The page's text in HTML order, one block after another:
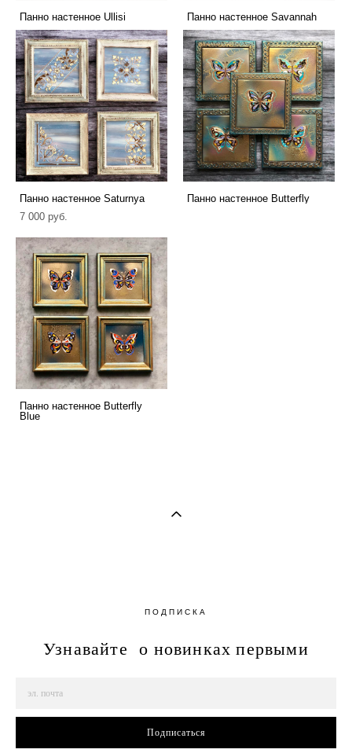
Панно настенное Ullisi Панно настенное Savannah
Панно настенное Saturnya
7 000 pуб.
Панно настенное Butterfly
Панно настенное Butterfly
Blue
ПОДПИСКА
Узнавайте о новинках первыми
Подписаться